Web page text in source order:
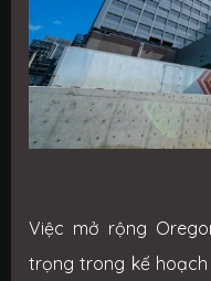
Việc mở rộng
trọng trong kế